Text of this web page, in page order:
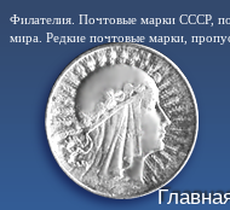
Филателия. Почтовые марки СССР,
мира. Редкие почтовые марки,